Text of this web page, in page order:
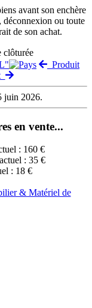
avant son enchère
déconnexion ou toute
de son achat.
clôturée
Produit
juin 2026.
en vente...
: 160 €
: 35 €
: 18 €
& Matériel de